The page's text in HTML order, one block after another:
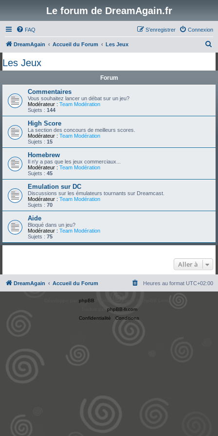
Le forum de DreamAgain.fr
FAQ Connexion
S’enregistrer
DreamAgain Accueil du Forum Les Jeux
r
Les Jeux
Forum
Commentaires
Vous souhaitez lancer un débat sur un jeu?
Modérateur : Team Modération
Sujets : 144
High Score
La section des concours de meilleurs scores.
Modérateur : Team Modération
Sujets : 15
Homebrew
Il n'y a pas que les jeux commerciaux...
Modérateur : Team Modération
Sujets : 45
Emulation sur DC
Discussions sur les émulateurs tournants sur Dreamcast.
Modérateur : Team Modération
Sujets : 70
Aide
Bloqué dans un jeu?
Modérateur : Team Modération
Sujets : 75
Aller à
DreamAgain Accueil du Forum Heures au format UTC+02:00
phpBB
phpBB-fr.com
Confidentialité
Conditions